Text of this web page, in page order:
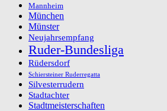
Mannheim
München
Münster
Neujahrsempfang
Ruder-Bundesliga
Rüdersdorf
Schiersteiner Ruderregatta
Silvesterrudern
Stadtachter
Stadtmeisterschaften